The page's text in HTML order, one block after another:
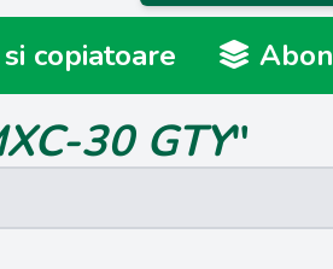
copiatoare
30 GTY"